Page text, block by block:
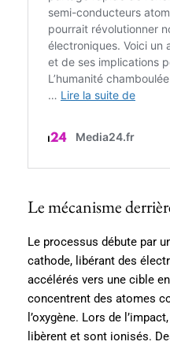
Le mécanisme
Le processus débute par
cathode, libérant des
accélérés vers une cible
concentrent des atomes
l’oxygène. Lors de
libèrent et sont ionisés.